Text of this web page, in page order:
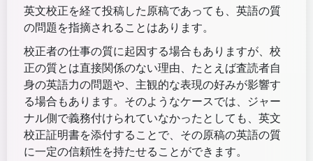
英文校正を経て投稿した原稿であっても、英語の質
の問題を指摘されることはあります。
校正者の仕事の質に起因する場合もありますが、校
正の質とは直接関係のない理由、たとえば査読者自
身の英語力の問題や、主観的な表現の好みが影響す
る場合もあります。そのようなケースでは、ジャー
ナル側で義務付けられていなかったとしても、英文
校正証明書を添付することで、その原稿の英語の質
に一定の信頼性を持たせることができます。